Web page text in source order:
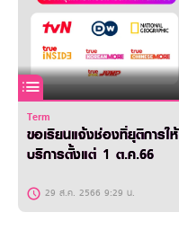
Term
ขอเรียนแจ้งช่องที่ยุติการให้
บริการตั้งแต่ 1 ต.ค.66
29 ส.ค. 2566 9:29 น.